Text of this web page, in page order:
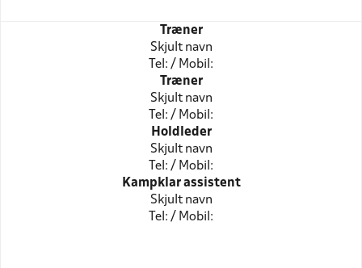
Træner
Skjult navn
Tel: / Mobil:
Træner
Skjult navn
Tel: / Mobil:
Holdleder
Skjult navn
Tel: / Mobil:
Kampklar assistent
Skjult navn
Tel: / Mobil: